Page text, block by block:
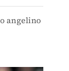
angelino